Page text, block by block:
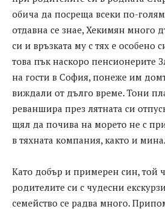
обича да посреща всеки по-
отдавна се знае, Хекимян много
си и връзката му с тях е особено
това пък наскоро пенсионерите
на гости в София, понеже им
виждали от дълго време. Тони
реваншира през лятната си
щял да почива на морето не с
в тяхната компания, както и
Като добър и примерен син, той
родителите си с чудесни
семейство се радва много.